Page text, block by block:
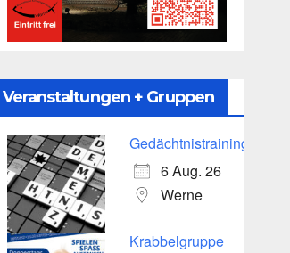
Veranstaltungen + Gruppen
Gedächtnistraining
6 Aug. 26
Werne
Krabbelgruppe